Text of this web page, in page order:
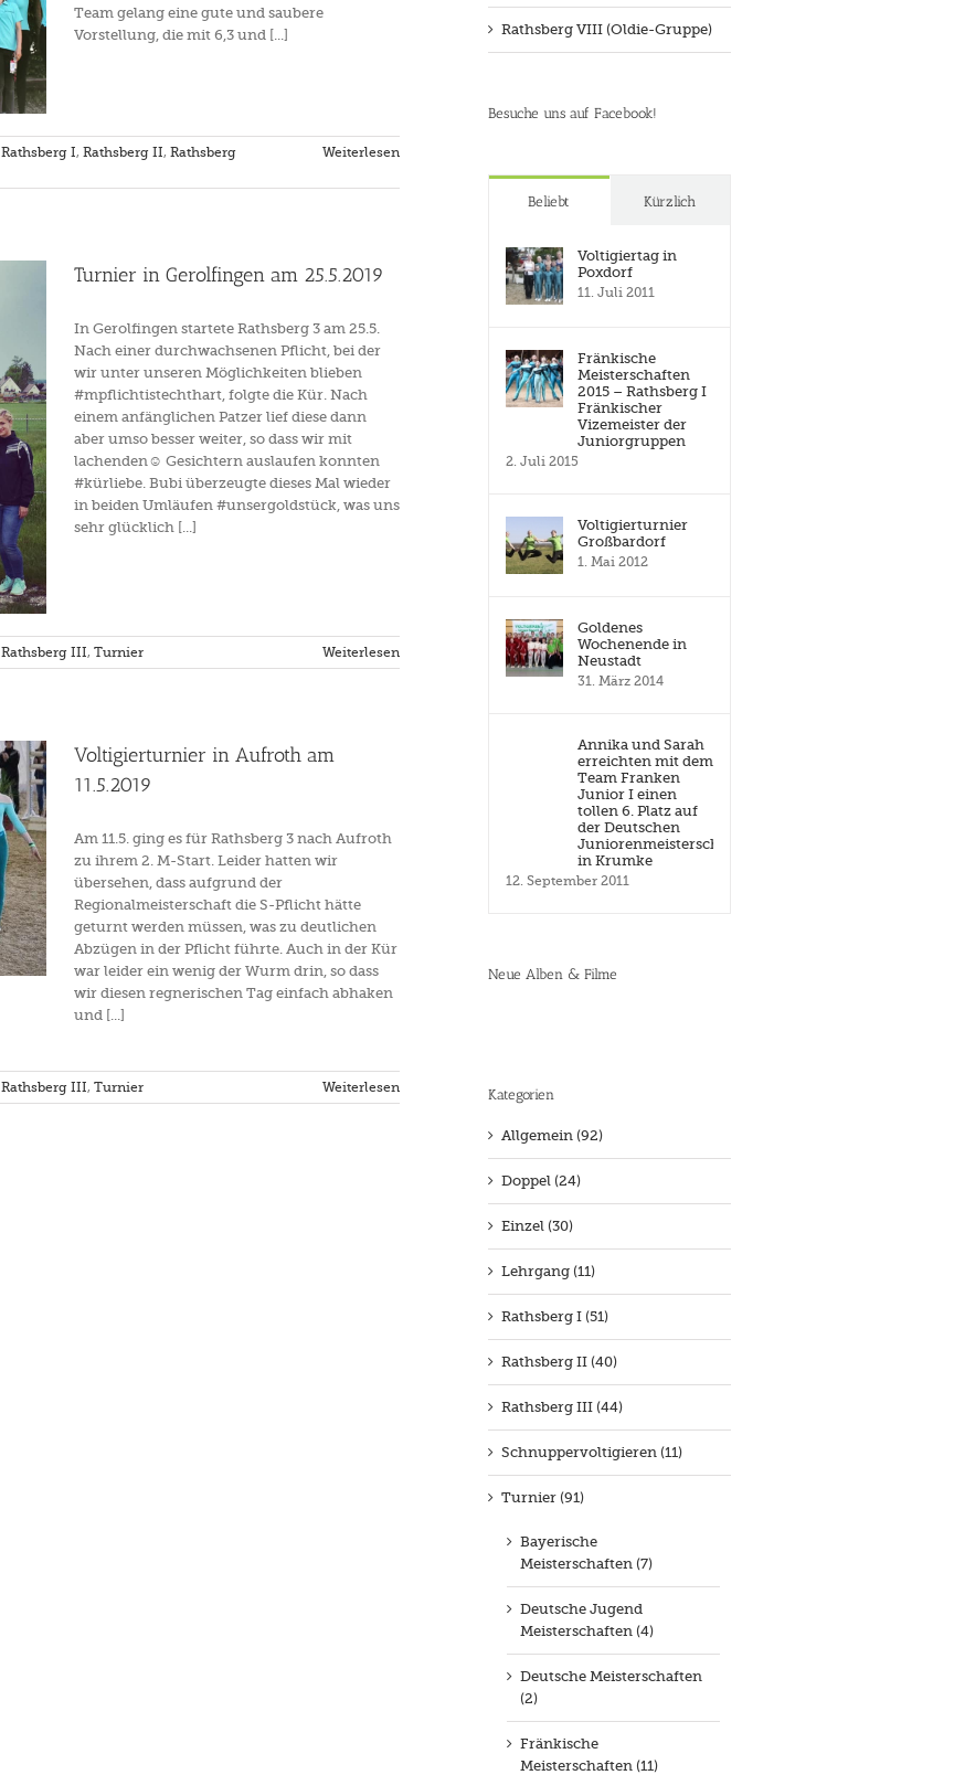
Team gelang eine gute und saubere
Vorstellung, die mit 6,3 und [...]
Rathsberg I, Rathsberg II, Rathsberg
Weiterlesen
Turnier in Gerolfingen am 25.5.2019
In Gerolfingen startete Rathsberg 3 am 25.5.
Nach einer durchwachsenen Pflicht, bei der
wir unter unseren Möglichkeiten blieben
#mpflichtistechthart, folgte die Kür. Nach
einem anfänglichen Patzer lief diese dann
aber umso besser weiter, so dass wir mit
lachenden☺ Gesichtern auslaufen konnten
#kürliebe. Bubi überzeugte dieses Mal wieder
in beiden Umläufen #unsergoldstück, was uns
sehr glücklich [...]
Rathsberg III, Turnier Weiterlesen
Voltigierturnier in Aufroth am
11.5.2019
Am 11.5. ging es für Rathsberg 3 nach Aufroth
zu ihrem 2. M-Start. Leider hatten wir
übersehen, dass aufgrund der
Regionalmeisterschaft die S-Pflicht hätte
geturnt werden müssen, was zu deutlichen
Abzügen in der Pflicht führte. Auch in der Kür
war leider ein wenig der Wurm drin, so dass
wir diesen regnerischen Tag einfach abhaken
und [...]
Rathsberg III, Turnier Weiterlesen
Rathsberg VIII (Oldie-Gruppe)
Besuche uns auf Facebook!
Beliebt Kürzlich
Voltigiertag in
Poxdorf
11. Juli 2011
Fränkische
Meisterschaften
2015 – Rathsberg I
Fränkischer
Vizemeister der
Juniorgruppen
2. Juli 2015
Voltigierturnier
Großbardorf
1. Mai 2012
Goldenes
Wochenende in
Neustadt
31. März 2014
Annika und Sarah
erreichten mit dem
Team Franken
Junior I einen
tollen 6. Platz auf
der Deutschen
Juniorenmeisterschaft
in Krumke
12. September 2011
Neue Alben & Filme
Kategorien
Allgemein (92)
Doppel (24)
Einzel (30)
Lehrgang (11)
Rathsberg I (51)
Rathsberg II (40)
Rathsberg III (44)
Schnuppervoltigieren (11)
Turnier (91)
Bayerische
Meisterschaften (7)
Deutsche Jugend
Meisterschaften (4)
Deutsche Meisterschaften
(2)
Fränkische
Meisterschaften (11)